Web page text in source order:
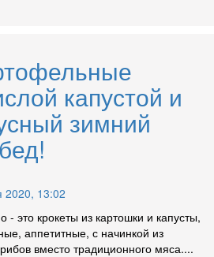
капустой и
зимний
2020, 13:02
- это крокеты из картошки и капусты,
аппетитные, с начинкой из
вместо традиционного мяса....